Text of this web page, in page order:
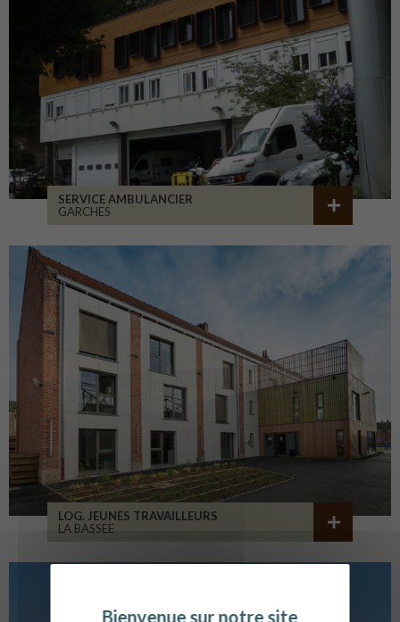
SERVICE AMBULANCIER
GARCHES
LOG. JEUNES TRAVAILLEURS
LA BASSEE